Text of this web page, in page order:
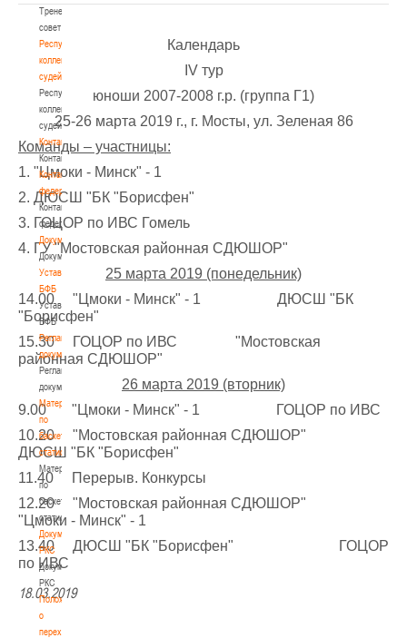
Тренерский
совет
Республиканская
коллегия
судей
Республиканская
коллегия
судей
Контакты
Контакты
Контакты
федерации
Контакты
федерации
Документы
Документы
Устав
БФБ
Устав
БФБ
Регламентирующие
документы
Регламентирующие
документы
Материалы
по
баскетбольной
статистике
Материалы
по
баскетбольной
статистике
Документы
РКС
Документы
РКС
Положение
о
переходах
Календарь
IV тур
юноши 2007-2008 г.р. (группа Г1)
25-26 марта 2019 г., г. Мосты, ул. Зеленая 86
Команды – участницы:
1. "Цмоки - Минск" - 1
2. ДЮСШ "БК "Борисфен"
3. ГОЦОР по ИВС Гомель
4. ГУ "Мостовская районная СДЮШОР"
25 марта 2019 (понедельник)
14.00 "Цмоки - Минск" - 1 ДЮСШ "БК
"Борисфен"
15.30 ГОЦОР по ИВС "Мостовская
районная СДЮШОР"
26 марта 2019 (вторник)
9.00 "Цмоки - Минск" - 1 ГОЦОР по ИВС
10.20 "Мостовская районная СДЮШОР"
ДЮСШ "БК "Борисфен"
11.40 Перерыв. Конкурсы
12.20 "Мостовская районная СДЮШОР"
"Цмоки - Минск" - 1
13.40 ДЮСШ "БК "Борисфен" ГОЦОР
по ИВС
18.03.2019